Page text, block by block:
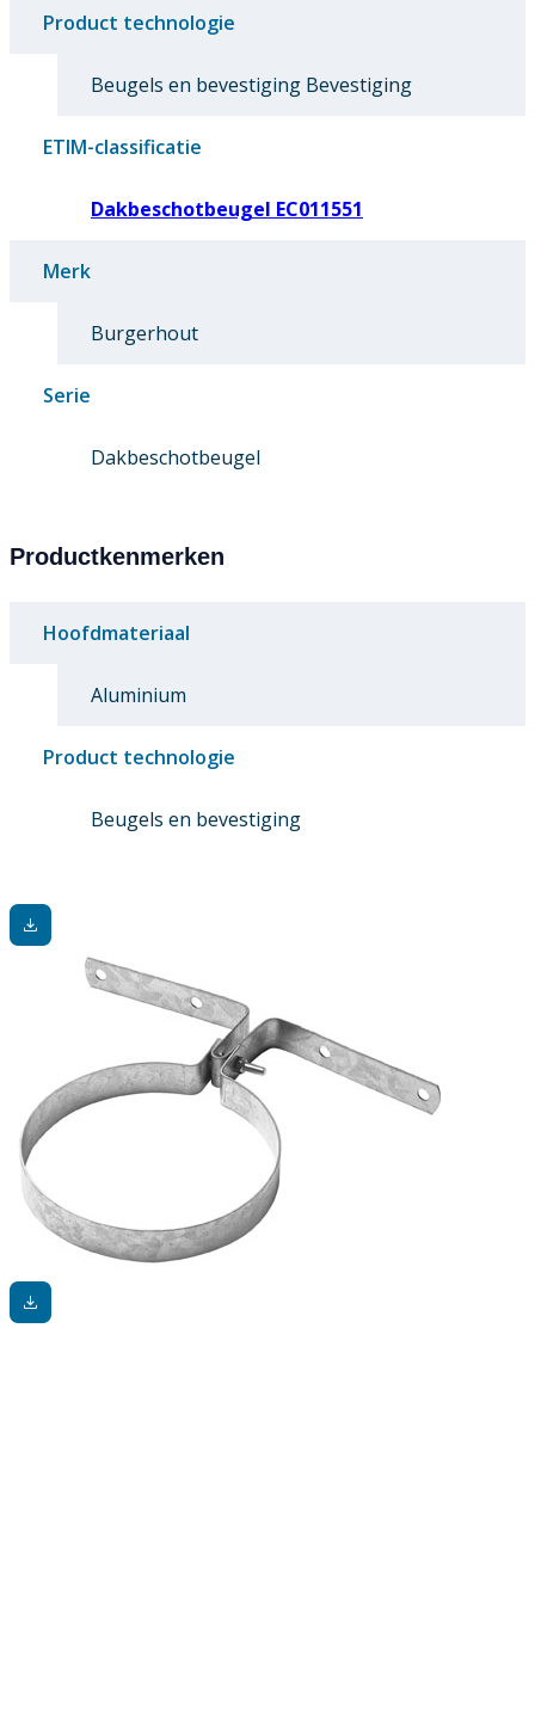
Product technologie
Beugels en bevestiging Bevestiging
ETIM-classificatie
Dakbeschotbeugel EC011551
Merk
Burgerhout
Serie
Dakbeschotbeugel
Productkenmerken
Hoofdmateriaal
Aluminium
Product technologie
Beugels en bevestiging